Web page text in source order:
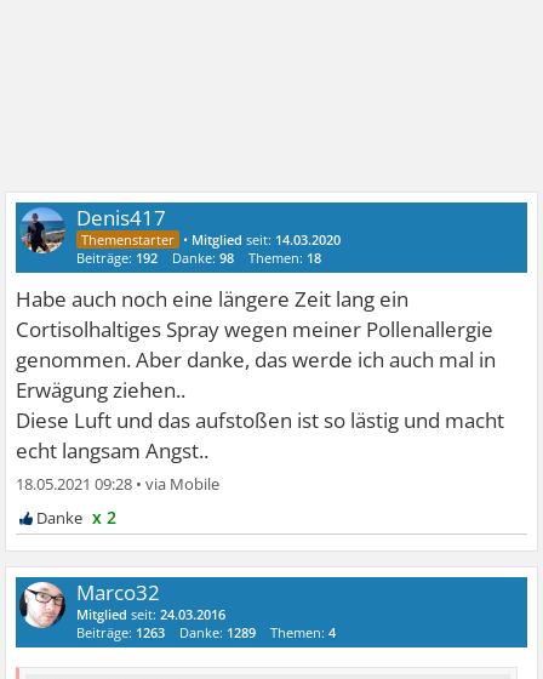
Denis417
• Mitglied seit: 14.03.2020
Beiträge: 192 Danke:98 Themen: 18
Habe auch noch eine längere Zeit lang ein
Cortisolhaltiges Spray wegen meiner Pollenallergie
genommen. Aber danke, das werde ich auch mal in
Erwägung ziehen..
Diese Luft und das aufstoßen ist so lästig und macht
echt langsam Angst..
18.05.2021 09:28 •
x 2
Marco32
Mitglied seit:24.03.2016
Beiträge: 1263 Danke: 1289 Themen:4